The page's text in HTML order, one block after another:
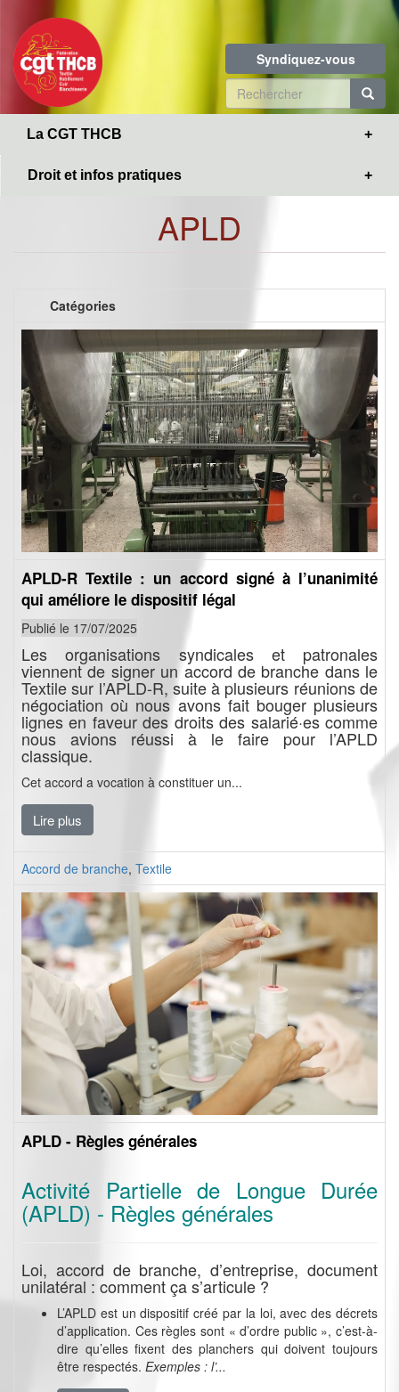
contenu
principal
Syndiquez-vous
Formulaire
de
La CGT THCB
Droit et infos pratiques
APLD
Catégories
APLD-R Textile : un accord signé à l’unanimité
qui améliore le dispositif légal
Publié le 17/07/2025
Les organisations syndicales et patronales
viennent de signer un accord de branche dans le
Textile sur l’APLD-R, suite à plusieurs réunions de
négociation où nous avons fait bouger plusieurs
lignes en faveur des droits des salarié·es comme
nous avions réussi à le faire pour l’APLD
classique.
Cet accord a vocation à constituer un...
Lire plus
Accord de branche, Textile
APLD - Règles générales
Activité Partielle de Longue Durée
(APLD) - Règles générales
Loi, accord de branche, d’entreprise, document
unilatéral : comment ça s’articule ?
L’APLD est un dispositif créé par la loi, avec des décrets
d’application. Ces règles sont « d’ordre public », c’est-à-
dire qu’elles fixent des planchers qui doivent toujours
être respectés. Exemples : l’...